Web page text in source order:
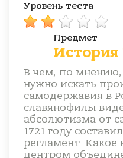
Уровень теста
Предмет
История
В чем, по мнению,
нужно искать
самодержавия в
славянофилы
абсолютизма от
1721 году
регламент. Какое
центром